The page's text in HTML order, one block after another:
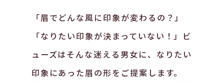
「眉でどんな風に印象が変わるの？」
「なりたい印象が決まっていない！」ビ
ューズはそんな迷える男女に、なりたい
印象にあった眉の形をご提案します。